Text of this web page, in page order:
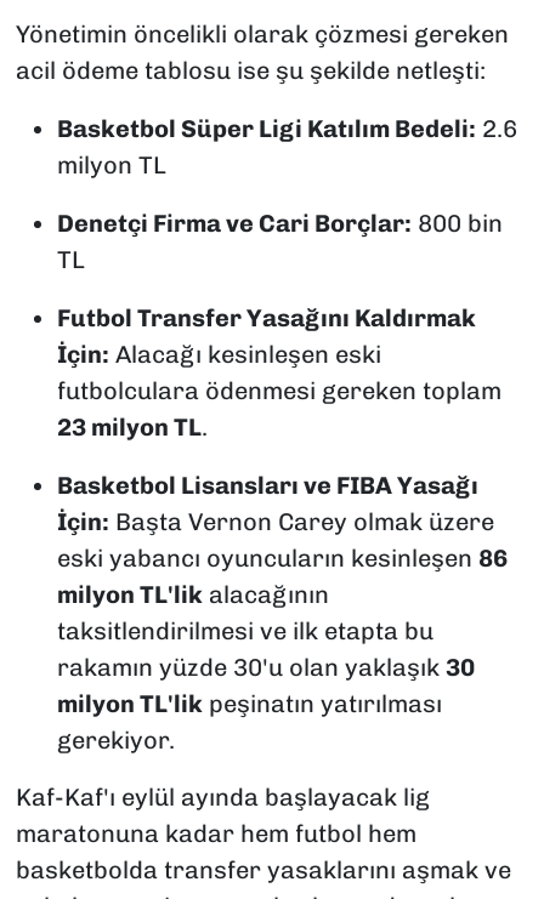
Yönetimin öncelikli olarak çözmesi gereken
acil ödeme tablosu ise şu şekilde netleşti:
Basketbol Süper Ligi Katılım Bedeli: 2.6
milyon TL
Denetçi Firma ve Cari Borçlar: 800 bin
TL
Futbol Transfer Yasağını Kaldırmak
İçin: Alacağı kesinleşen eski
futbolculara ödenmesi gereken toplam
23 milyon TL.
Basketbol Lisansları ve FIBA Yasağı
İçin: Başta Vernon Carey olmak üzere
eski yabancı oyuncuların kesinleşen 86
milyon TL'lik alacağının
taksitlendirilmesi ve ilk etapta bu
rakamın yüzde 30'u olan yaklaşık 30
milyon TL'lik peşinatın yatırılması
gerekiyor.
Kaf-Kaf'ı eylül ayında başlayacak lig
maratonuna kadar hem futbol hem
basketbolda transfer yasaklarını aşmak ve